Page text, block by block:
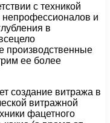
с техникой
непрофессионалов и
в
производственные
ее более
создание витража в
витражной
фацетного